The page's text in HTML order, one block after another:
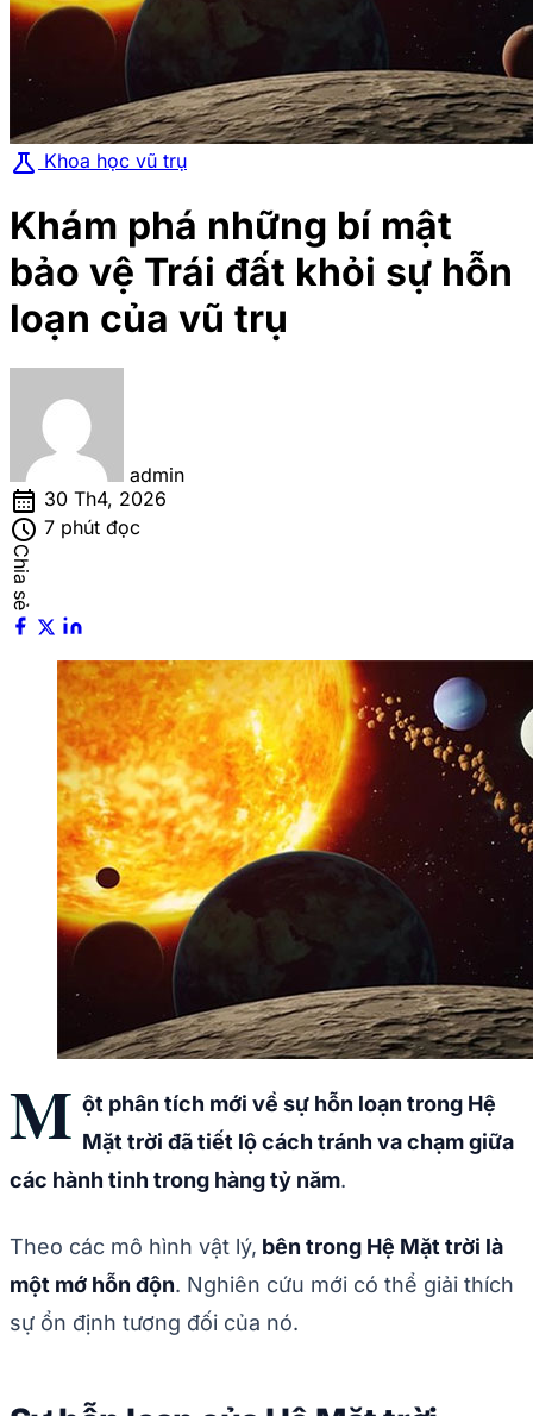
science Khoa học vũ trụ
Khám phá những bí mật
bảo vệ Trái đất khỏi sự hỗn
loạn của vũ trụ
admin
calendar_month 30 Th4, 2026
schedule 7 phút đọc
Chia sẻ
M ột phân tích mới về sự hỗn loạn trong Hệ
Mặt trời đã tiết lộ cách tránh va chạm giữa
các hành tinh trong hàng tỷ năm.
Theo các mô hình vật lý, bên trong Hệ Mặt trời là
một mớ hỗn độn. Nghiên cứu mới có thể giải thích
sự ổn định tương đối của nó.